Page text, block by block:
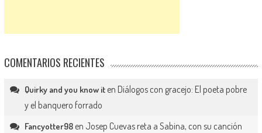
COMENTARIOS RECIENTES
Quirky and you know iten Diálogos con gracejo: El poeta pobre
y el banquero forrado
Fancyotter98en Josep Cuevas reta a Sabina, con su canción